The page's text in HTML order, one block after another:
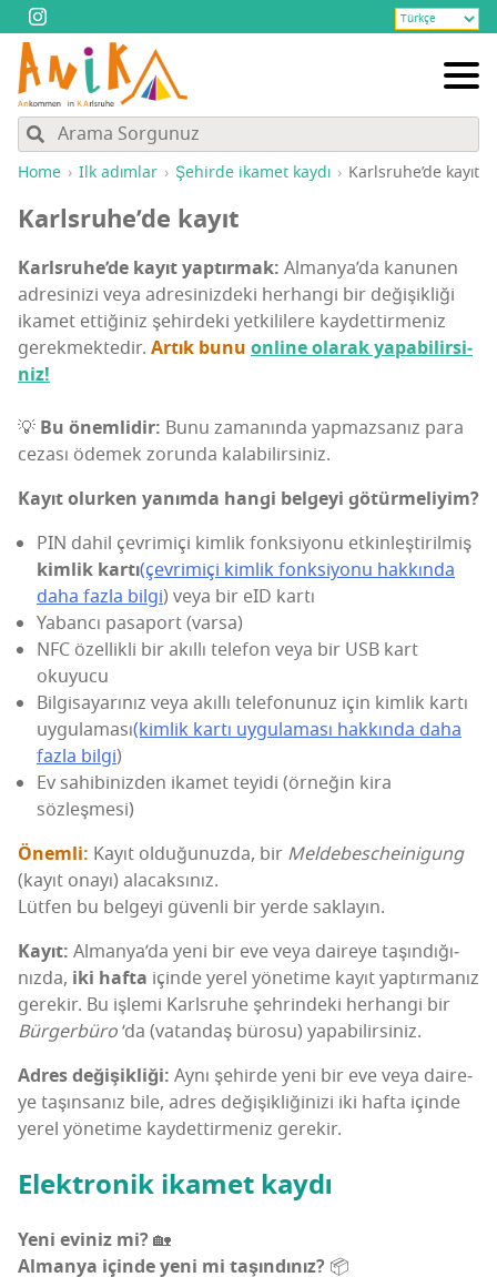
Home Ilk adım­lar Şehir­de ika­met kaydı Karls­ru­he­’­de kayıt
Karls­ru­he­’­de kayıt
Karls­ru­he­’­de kayıt yap­tır­mak: Alman­ya­’­da kanu­nen
adre­si­ni­zi veya adre­si­niz­de­ki her­han­gi bir deği­şik­li­ği
ika­met etti­ği­niz şehir­de­ki yet­ki­li­le­re kay­det­tir­me­niz
gerek­mek­te­dir. Artık bunu onli­ne ola­rak yapa­bi­lir­si­
niz!
💡 Bu önem­li­dir: Bunu zama­nın­da yap­maz­sa­nız para
ceza­sı öde­mek zorun­da kalabilirsiniz.
Kayıt olur­ken yanım­da han­gi bel­ge­yi götürmeliyim?
PIN dahil çev­ri­mi­çi kim­lik fonk­si­yo­nu etkin­leş­ti­ril­miş
kim­lik kar­tı(çev­ri­mi­çi kim­lik fonk­si­yo­nu hak­kın­da
daha faz­la bil­gi) veya bir eID kartı
Yaban­cı pasa­port (var­sa)
NFC özel­lik­li bir akıl­lı tele­fon veya bir USB kart
okuyucu
Bil­gi­sa­ya­rı­nız veya akıl­lı tele­fo­nu­nuz için kim­lik kar­tı
uygu­la­ma­sı(kim­lik kar­tı uygu­la­ma­sı hak­kın­da daha
faz­la bil­gi)
Ev sahi­bi­niz­den ika­met teyi­di (örne­ğin kira
sözleşmesi)
Önem­li: Kayıt oldu­ğu­nuz­da, bir Mel­de­besc­he­ini­gung
(kayıt ona­yı) ala­cak­sı­nız.
Lüt­fen bu bel­ge­yi güven­li bir yer­de saklayın.
Kayıt: Alman­ya­’­da yeni bir eve veya daire­ye taşın­dı­ğı­
nız­da, iki haf­ta için­de yerel yöne­ti­me kayıt yap­tır­ma­nız
gere­kir. Bu işle­mi Karls­ru­he şeh­rin­de­ki her­han­gi bir
Bür­ger­bü­ro‘da (vatan­daş büro­su) yapabilirsiniz.
Adres deği­şik­li­ği: Aynı şehir­de yeni bir eve veya daire­
ye taşın­sa­nız bile, adres deği­şik­li­ği­ni­zi iki haf­ta için­de
yerel yöne­ti­me kay­det­tir­me­niz gerekir.
Elekt­ro­nik ika­met kaydı
Yeni evi­niz mi?🏡
Alman­ya için­de yeni mi taşın­dı­nız? 📦